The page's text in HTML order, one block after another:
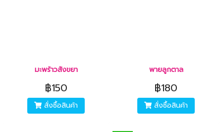
มะพร้าวสังขยา
฿150
สั่งซื้อสินค้า
พายลูกตาล
฿180
สั่งซื้อสินค้า